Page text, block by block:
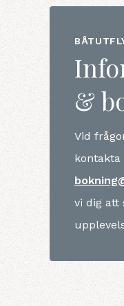
&
Vid
kontakta
vi dig att